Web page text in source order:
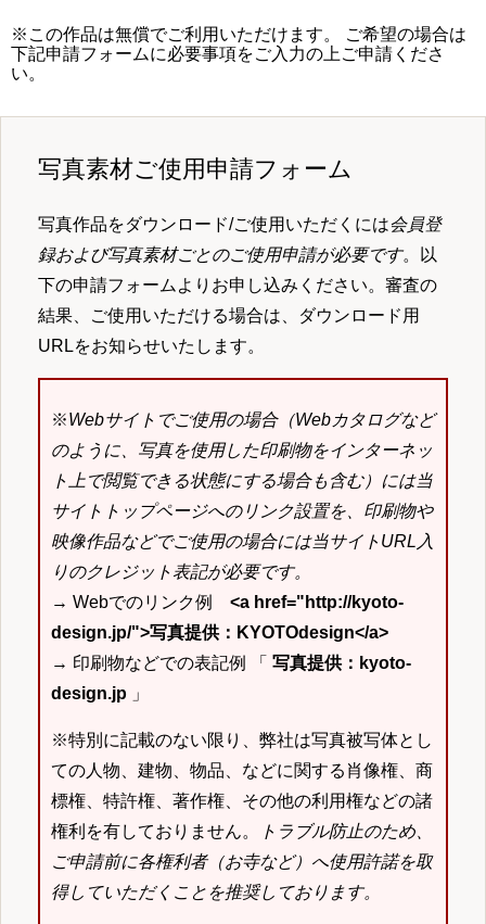
※この作品は無償でご利用いただけます。 ご希望の場合は
下記申請フォームに必要事項をご入力の上ご申請くださ
い。
写真素材ご使用申請フォーム
写真作品をダウンロード/ご使用いただくには会員登
録および写真素材ごとのご使用申請が必要です。以
下の申請フォームよりお申し込みください。審査の
結果、ご使用いただける場合は、ダウンロード用
URLをお知らせいたします。
※Webサイトでご使用の場合（Webカタログなど
のように、写真を使用した印刷物をインターネッ
ト上で閲覧できる状態にする場合も含む）には当
サイトトップページへのリンク設置を、印刷物や
映像作品などでご使用の場合には当サイトURL入
りのクレジット表記が必要です。
→ Webでのリンク例 <a href="http://kyoto-
design.jp/">写真提供：KYOTOdesign</a>
→ 印刷物などでの表記例 「 写真提供：kyoto-
design.jp 」
※特別に記載のない限り、弊社は写真被写体とし
ての人物、建物、物品、などに関する肖像権、商
標権、特許権、著作権、その他の利用権などの諸
権利を有しておりません。
トラブル防止のため、
ご申請前に各権利者（お寺など）へ使用許諾を取
得していただくことを推奨しております。